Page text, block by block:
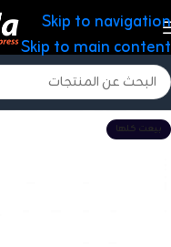
Skip to navigation
Skip to main content
بيعت كلها